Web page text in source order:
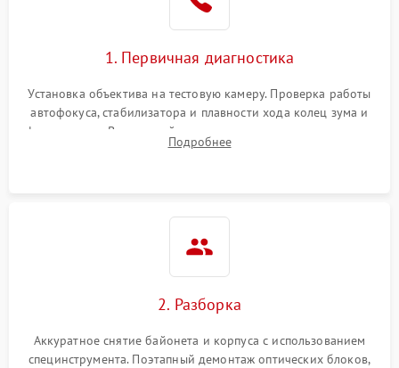
1. Первичная диагностика
Установка объектива на тестовую камеру. Проверка работы
автофокуса, стабилизатора и плавности хода колец зума и
фокусировки. Визуальный осмотр линз на наличие царапин,
грибка, пыли и оценка состояния контактов байонета.
Подробнее
2. Разборка
Аккуратное снятие байонета и корпуса с использованием
специнструмента. Поэтапный демонтаж оптических блоков,